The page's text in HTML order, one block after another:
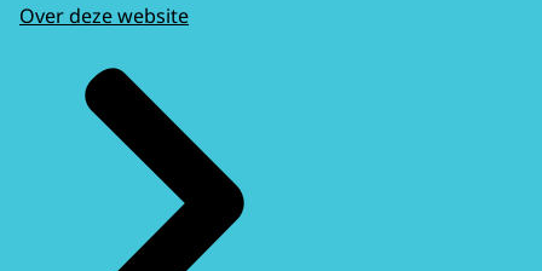
Over deze website